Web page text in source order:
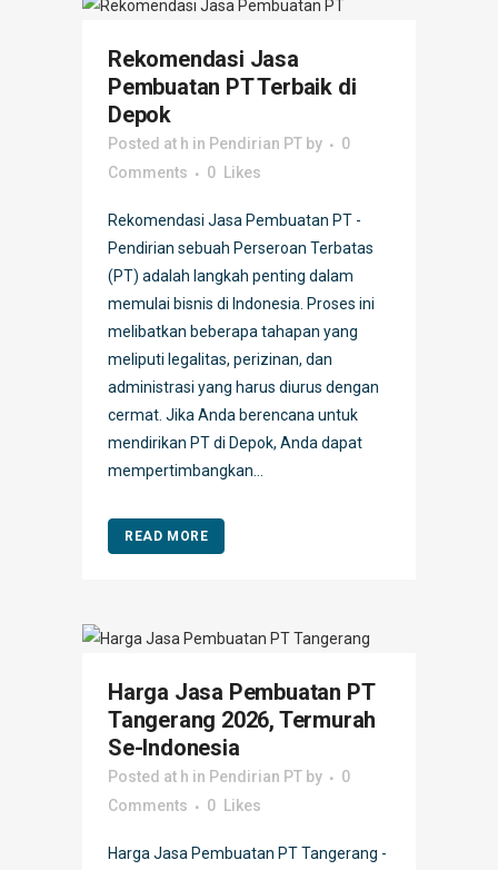
Rekomendasi Jasa
Pembuatan PT Terbaik di
Depok
Posted at h in Pendirian PT by
0
Comments
0 Likes
Rekomendasi Jasa Pembuatan PT -
Pendirian sebuah Perseroan Terbatas
(PT) adalah langkah penting dalam
memulai bisnis di Indonesia. Proses ini
melibatkan beberapa tahapan yang
meliputi legalitas, perizinan, dan
administrasi yang harus diurus dengan
cermat. Jika Anda berencana untuk
mendirikan PT di Depok, Anda dapat
mempertimbangkan...
READ MORE
Harga Jasa Pembuatan PT
Tangerang 2026, Termurah
Se-Indonesia
Posted at h in Pendirian PT by
0
Comments
0 Likes
Harga Jasa Pembuatan PT Tangerang -